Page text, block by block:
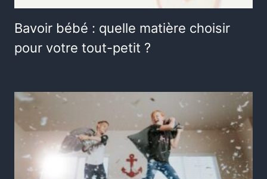
Bavoir bébé : quelle matière choisir
pour votre tout-petit ?